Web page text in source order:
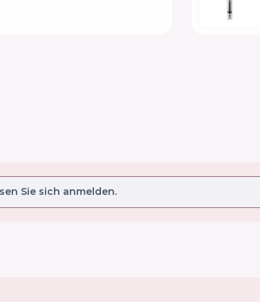
Sie sich anmelden.